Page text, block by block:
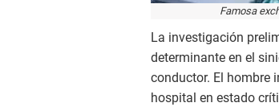
Famosa
La investigación
determinante en el
conductor. El hombre
hospital en estado